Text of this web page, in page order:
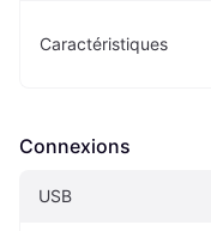
Caractéristiques
Connexions
USB